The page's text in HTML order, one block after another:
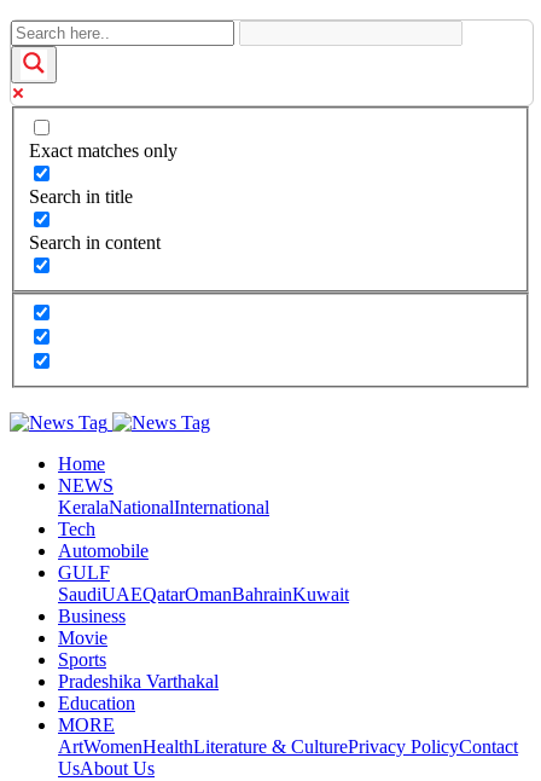
Exact matches only
Search in title
Search in content
Home
NEWS
KeralaNationalInternational
Tech
Automobile
GULF
SaudiUAEQatarOmanBahrainKuwait
Business
Movie
Sports
Pradeshika Varthakal
Education
MORE
ArtWomenHealthLiterature & CulturePrivacy PolicyContact
UsAbout Us